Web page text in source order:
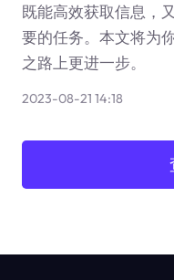
既能高效获取信息，
要的任务。本文将为
之路上更进一步。
2023-08-21 14:18